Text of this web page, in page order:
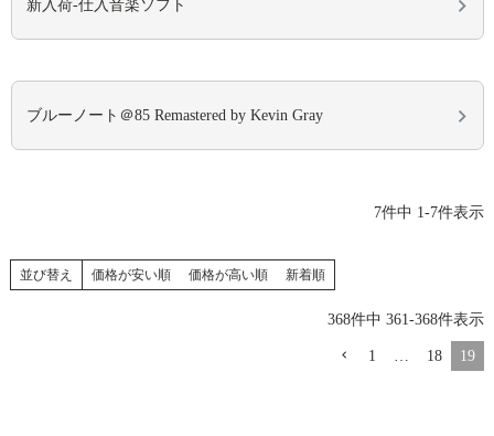
新入荷-仕入音楽ソフト
ブルーノート＠85 Remastered by Kevin Gray
7件中 1-7件表示
並び替え 価格が安い順 価格が高い順 新着順
368件中 361-368件表示
1 … 18 19